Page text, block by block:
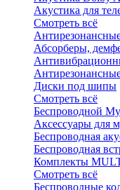
Акустика для
Смотреть всё
Абсорберы,
Диски под шипы
Смотреть всё
Беспроводной
Аксессуары для
Беспроводная
Беспроводная
Комплекты
Смотреть всё
Беспроводные